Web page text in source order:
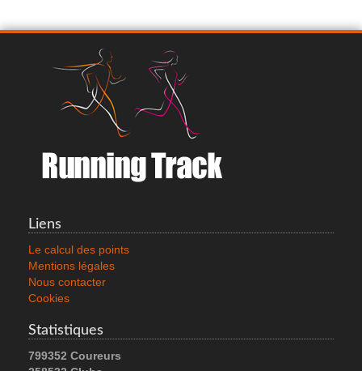
SILVA GEARLIGHT 400
Liens
Le calcul des points
Mentions légales
Nous contacter
Cookies
Statistiques
799352 Coureurs